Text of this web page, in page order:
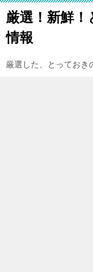
厳選！新鮮
情報
厳選した、とっておき